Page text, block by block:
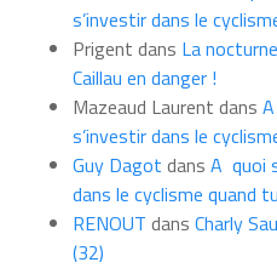
s’investir dans le
Prigent dans La
Caillau en danger !
Mazeaud Laurent dans
s’investir dans le
Guy Dagot dans A quoi
dans le cyclisme quand
RENOUT dans Charly
(32)